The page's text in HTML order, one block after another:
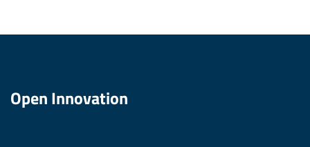
Open Innovation